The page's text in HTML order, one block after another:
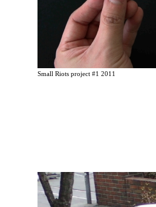
Small Riots project #1 2011